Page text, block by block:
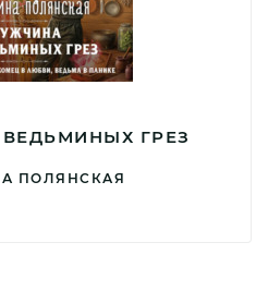
ГРЕЗ
ПОЛЯНСКАЯ